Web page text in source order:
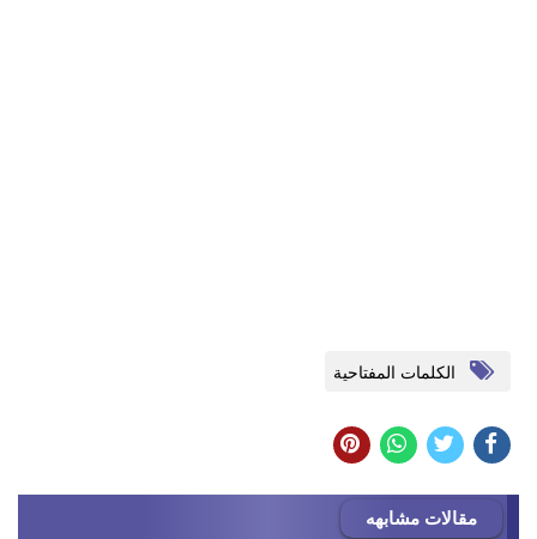
الكلمات المفتاحية
مقالات مشابهه